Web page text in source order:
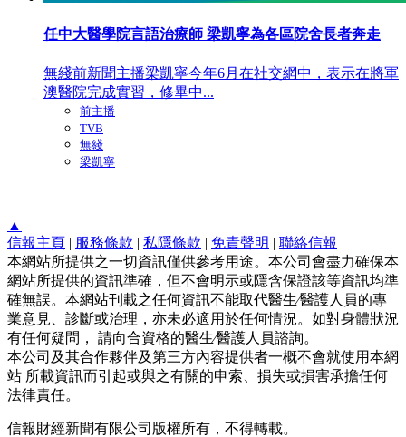
任中大醫學院言語治療師 梁凱寧為各區院舍長者奔走
無綫前新聞主播梁凱寧今年6月在社交網中，表示在將軍
澳醫院完成實習，修畢中...
前主播
TVB
無綫
梁凱寧
▲
信報主頁 | 服務條款 | 私隱條款 | 免責聲明 | 聯絡信報
本網站所提供之一切資訊僅供參考用途。本公司會盡力確保本
網站所提供的資訊準確，但不會明示或隱含保證該等資訊均準
確無誤。本網站刊載之任何資訊不能取代醫生∕醫護人員的專
業意見、診斷或治理，亦未必適用於任何情況。如對身體狀況
有任何疑問， 請向合資格的醫生∕醫護人員諮詢。
本公司及其合作夥伴及第三方內容提供者一概不會就使用本網
站 所載資訊而引起或與之有關的申索、損失或損害承擔任何
法律責任。
信報財經新聞有限公司版權所有，不得轉載。